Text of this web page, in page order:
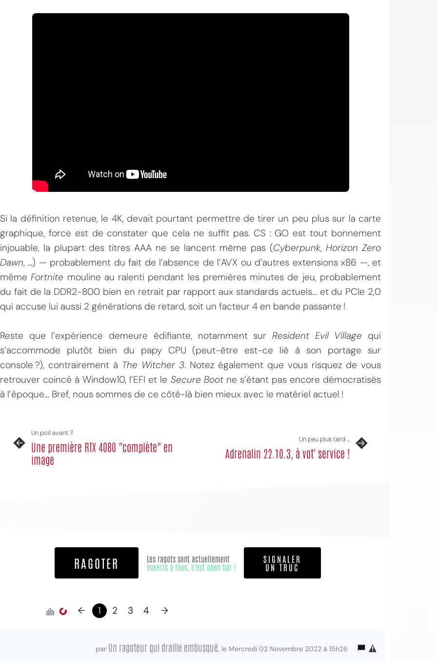
Si la définition retenue, le 4K, devait pourtant permettre de tirer un peu plus sur la carte
graphique, force est de constater que cela ne suffit pas. CS : GO est tout bonnement
injouable, la plupart des titres AAA ne se lancent même pas (Cyberpunk, Horizon Zero
Dawn, ...) — probablement du fait de l’absence de l’AVX ou d’autres extensions x86 —, et
mêmeFortnite mouline au ralenti pendant les premières minutes de jeu, probablement
du fait de la DDR2-800 bien en retrait par rapport aux standards actuels… et du PCIe 2,0
qui accuse lui aussi 2 générations de retard, soit un facteur 4 en bande passante !
Reste que l’expérience demeure édifiante, notamment sur Resident Evil Village qui
s’accommode plutôt bien du papy CPU (peut-être est-ce lié à son portage sur
console ?), contrairement à The Witcher 3. Notez également que vous risquez de vous
retrouver coincé à Window10, l’EFI et le Secure Bootne s’étant pas encore démocratisés
à l’époque… Bref, nous sommes de ce côté-là bien mieux avec le matériel actuel !
Un poil avant ?
Une première RTX 4080 "complète" en
image
Un peu plus tard ...
Adrenalin 22.10.3, à vot' service !
RAGOTER
Les ragots sont actuellement
ouverts à tous, c'est open bar !
SIGNALER
UN TRUC
← 1 2 3 4 →
par Un ragoteur qui draille embusqué, le Mercredi 02 Novembre 2022 à 15h26